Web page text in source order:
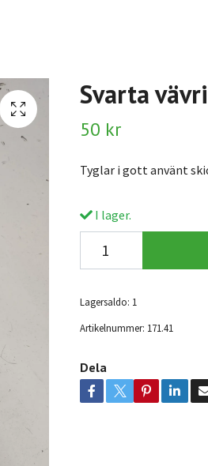
Svarta
50 kr
Tyglar i gott använt
I lager.
Lagersaldo: 1
Artikelnummer: 171.41
Dela